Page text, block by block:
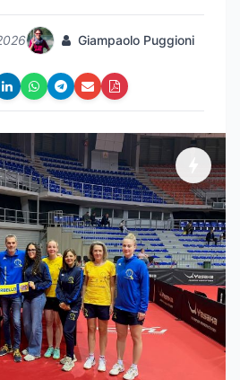
Giampaolo Puggioni